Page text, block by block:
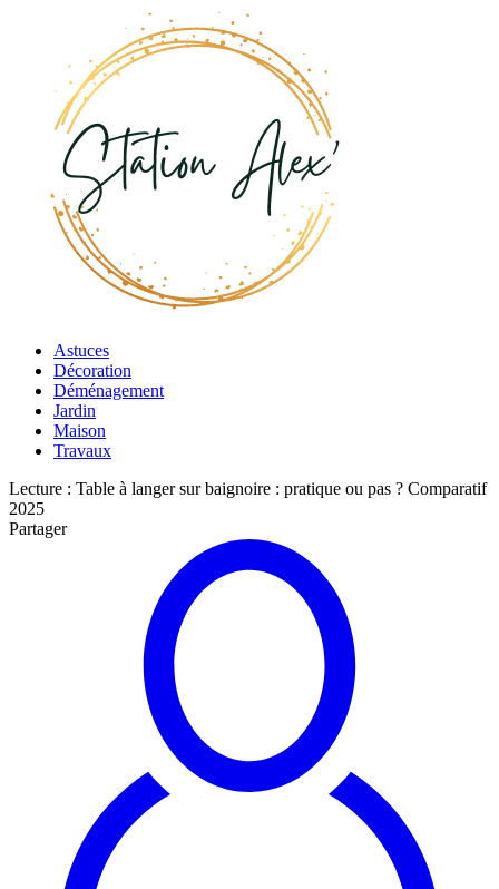
Astuces
Décoration
Déménagement
Jardin
Maison
Travaux
Lecture : Table à langer sur baignoire : pratique ou pas ? Comparatif
2025
Partager